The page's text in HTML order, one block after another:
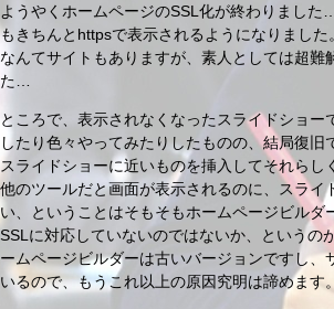
ようやくホームページのSSL化が終わりまし
もきちんとhttpsで表示されるようになりました
なんてサイトもありますが、素人としては超難
た…
ところで、表示されなくなったスライドショー
したり色々やってみたりしたものの、結局復旧
スライドショーに近いものを挿入してそれらし
他のツールだと画面が表示されるのに、スライ
い、ということはそもそもホームページビルダ
SSLに対応していないのではないか、というの
ームページビルダーは古いバージョンですし、
いるので、もうこれ以上の原因究明は諦めます。